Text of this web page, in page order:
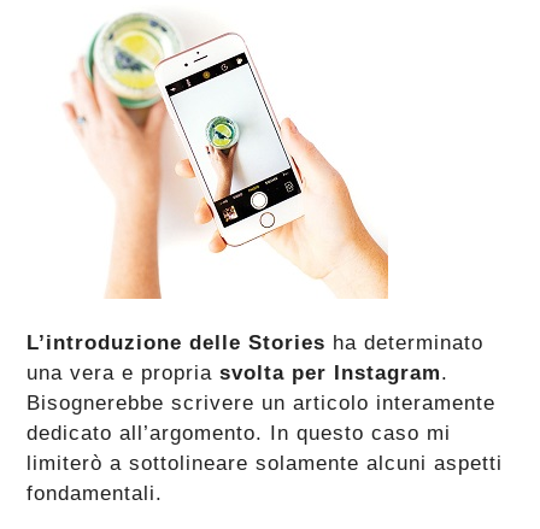
L’introduzione delle Stories ha determinato
una vera e propriasvolta per Instagram.
Bisognerebbe scrivere un articolo interamente
dedicato all’argomento. In questo caso mi
limiterò a sottolineare solamente alcuni aspetti
fondamentali.